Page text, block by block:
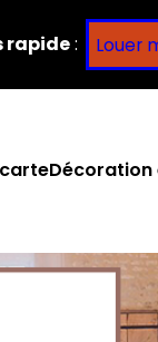
rapide: Louer
Décoration